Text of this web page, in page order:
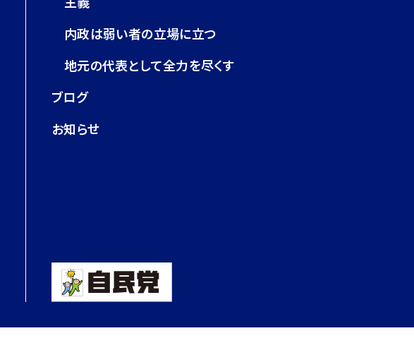
内政は弱い者の立場に立つ
地元の代表として全力を尽くす
ブログ
お知らせ